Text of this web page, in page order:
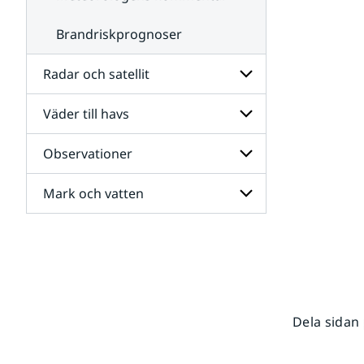
Brandriskprognoser
Radar och satellit
Undersidor
för
Radar
och
satellit
Väder till havs
Undersidor
för
Väder
till
havs
Observationer
Undersidor
för
Mark och vatten
Dela sidan